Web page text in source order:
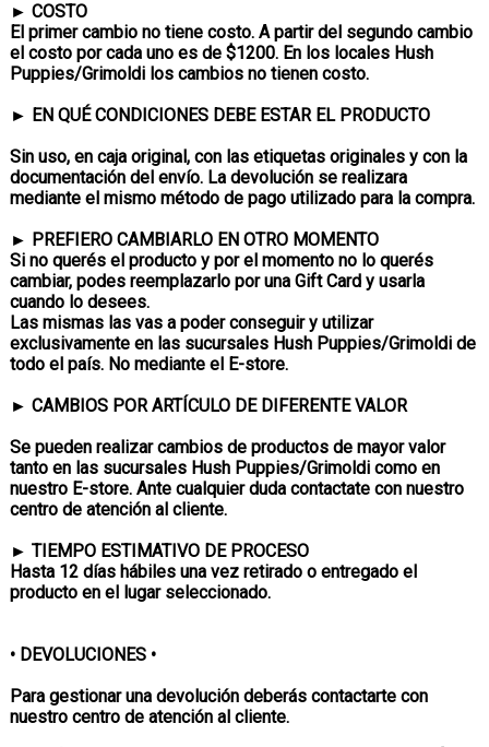
► COSTO
El primer cambio no tiene costo. A partir del segundo cambio
el costo por cada uno es de $1200. En los locales Hush
Puppies/Grimoldi los cambios no tienen costo.
► EN QUÉCONDICIONES DEBE ESTAR EL PRODUCTO
Sin uso, en caja original, con las etiquetas originales y con la
documentación del envío. La devolución se realizara
mediante el mismo método de pago utilizado para la compra.
► PREFIERO CAMBIARLO EN OTRO MOMENTO
Si no querés el producto y por el momento no lo querés
cambiar, podes reemplazarlo por una Gift Card y usarla
cuando lo desees.
Las mismas las vas a poder conseguir y utilizar
exclusivamente en las sucursales Hush Puppies/Grimoldi de
todo el país. No mediante el E-store.
► CAMBIOS POR ARTÍCULO DE DIFERENTE VALOR
Se pueden realizar cambios de productos de mayor valor
tanto en las sucursales Hush Puppies/Grimoldi como en
nuestro E-store. Ante cualquier duda contactate con nuestro
centro de atención al cliente.
► TIEMPO ESTIMATIVO DE PROCESO
Hasta 12 días hábiles una vez retirado o entregado el
producto en el lugar seleccionado.
• DEVOLUCIONES •
Para gestionar una devolución deberás contactarte con
nuestro centro de atención al cliente.